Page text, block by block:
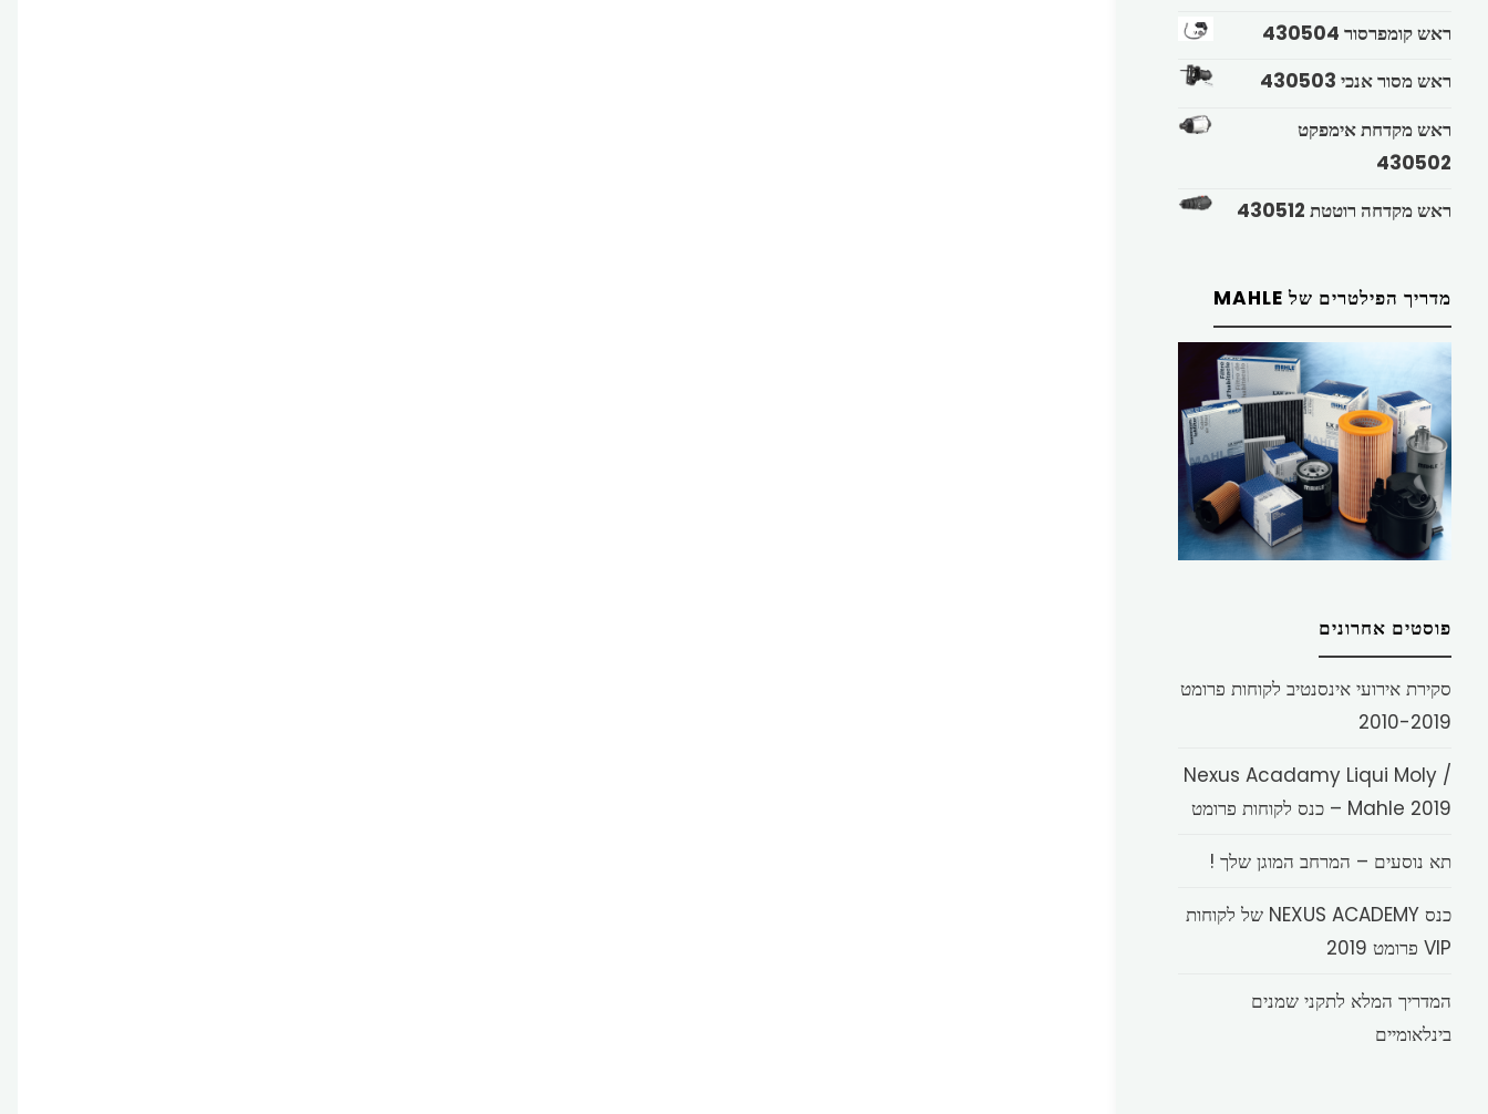
ראש קומפרסור 430504
ראש מסור אנכי 430503
ראש מקדחת אימפקט
430502
ראש מקדחה רוטטת 430512
מדריך הפילטרים של MAHLE
פוסטים אחרונים
סקירת אירועי אינסנטיב לקוחות פרומט
2010-2019
Nexus Acadamy Liqui Moly /
Mahle 2019 – כנס לקוחות פרומט
תא נוסעים – המרחב המוגן שלך !
כנס NEXUS ACADEMY של לקוחות
VIP פרומט 2019
המדריך המלא לתקני שמנים
בינלאומיים